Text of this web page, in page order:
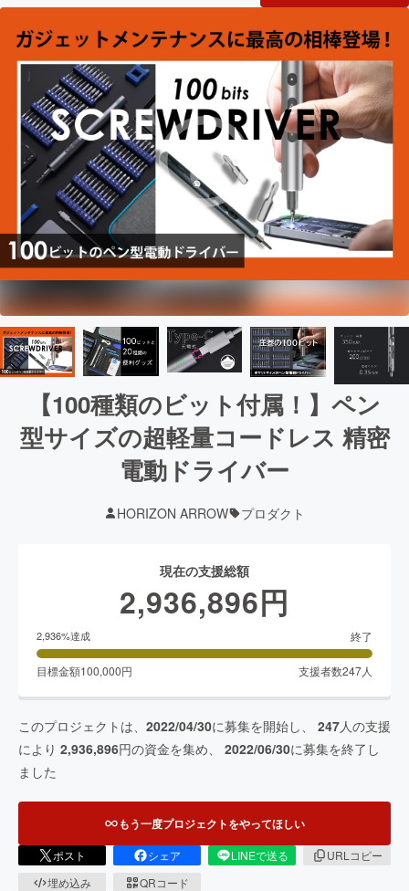
【100種類のビット付属！】ペン
型サイズの超軽量コードレス 精密
電動ドライバー
HORIZON ARROW プロダクト
現在の支援総額
2,936,896円
2,936%達成 終了
目標金額100,000円 支援者数247人
このプロジェクトは、 2022/04/30に募集を開始し、 247人の支援
により 2,936,896円の資金を集め、 2022/06/30に募集を終了し
ました
もう一度プロジェクトをやってほしい
ポスト シェア LINEで送る
URLコピー
埋め込み
QRコード